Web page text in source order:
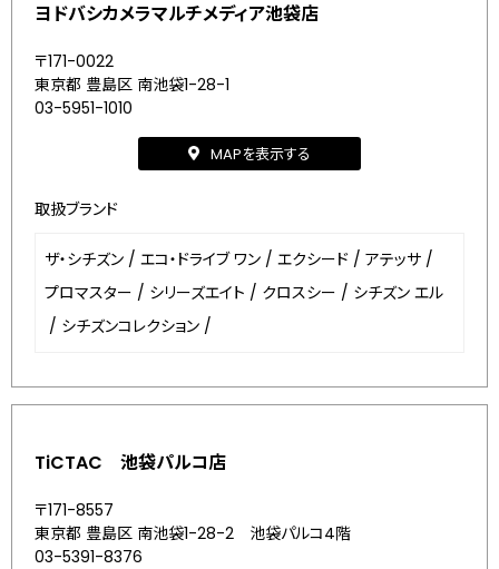
ヨドバシカメラマルチメディア池袋店
〒171-0022
東京都 豊島区 南池袋1-28-1
03-5951-1010
MAPを表示する
取扱ブランド
ザ・シチズン / エコ・ドライブ ワン / エクシード / アテッサ /
プロマスター / シリーズエイト / クロスシー / シチズン エル
/ シチズンコレクション /
TiCTAC 池袋パルコ店
〒171-8557
東京都 豊島区 南池袋1-28-2 池袋パルコ4階
03-5391-8376